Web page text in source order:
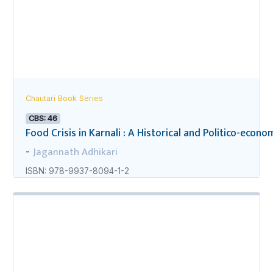
Chautari Book Series
CBS: 46
Food Crisis in Karnali : A Historical and Politico-
- Jagannath Adhikari
ISBN: 978-9937-8094-1-2